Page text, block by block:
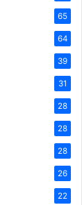
65
64
39
31
28
28
28
26
22